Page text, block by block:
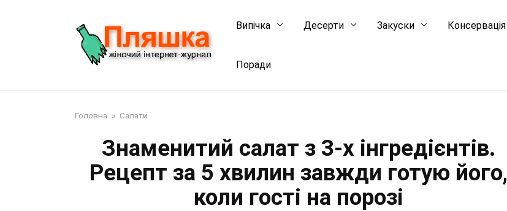
Випічка Десерти Закуски Консервація
Поради
Головна » Салати
Знаменитий салат з 3-х інгредієнтів.
Рецепт за 5 хвилин завжди готую його,
коли гості на порозі